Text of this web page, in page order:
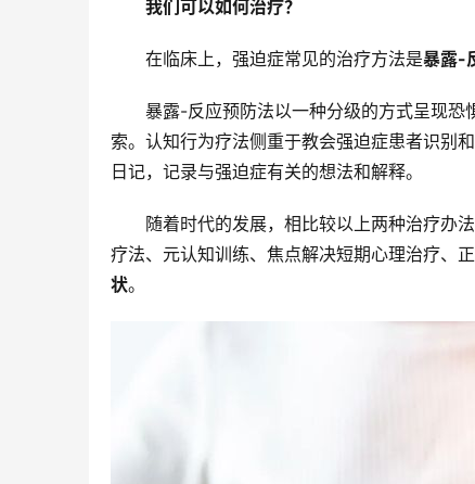
我们可以如何治疗？
在临床上，强迫症常见的治疗方法是暴露-
暴露-反应预防法以一种分级的方式呈现
索。认知行为疗法侧重于教会强迫症患者识别
日记，记录与强迫症有关的想法和解释。
随着时代的发展，相比较以上两种治疗办
疗法、元认知训练、焦点解决短期心理治疗、正
状。